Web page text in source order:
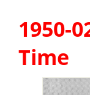
1950-
Time